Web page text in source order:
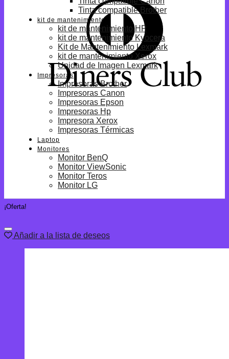
Tinta compatible Brother
kit de mantenimiento
kit de mantenimiento HP
kit de mantenimiento Kyocera
Kit de Mantenimiento Lexmark
kit de mantenimiento Xerox
Unidad de Imagen Lexmark
Impresoras
Impresoras Brother
Impresoras Canon
Impresoras Epson
Impresoras Hp
Impresora Xerox
Impresoras Térmicas
Laptop
Monitores
Monitor BenQ
Monitor ViewSonic
Monitor Teros
Monitor LG
¡Oferta!
Añadir a la lista de deseos